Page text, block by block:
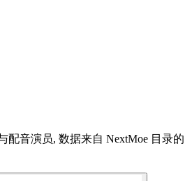
配音演员, 数据来自 NextMoe 目录的